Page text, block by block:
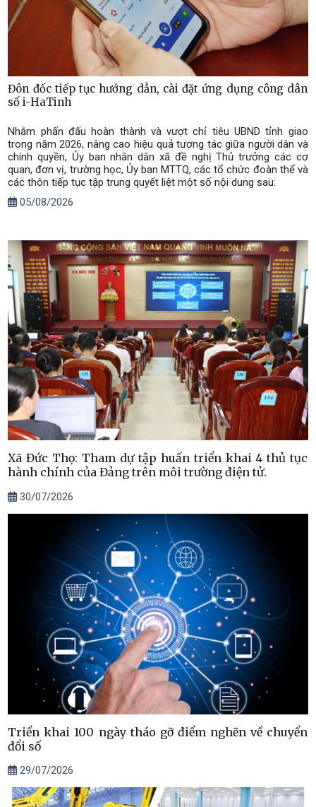
Đôn đốc tiếp tục hướng dẫn, cài đặt ứng dụng công dân
số i-HaTinh
Nhằm phấn đấu hoàn thành và vượt chỉ tiêu UBND tỉnh giao
trong năm 2026, nâng cao hiệu quả tương tác giữa người dân và
chính quyền, Ủy ban nhân dân xã đề nghị Thủ trưởng các cơ
quan, đơn vị, trường học, Ủy ban MTTQ, các tổ chức đoàn thể và
các thôn tiếp tục tập trung quyết liệt một số nội dung sau:
05/08/2026
Xã Đức Thọ: Tham dự tập huấn triển khai 4 thủ tục
hành chính của Đảng trên môi trường điện tử.
30/07/2026
Triển khai 100 ngày tháo gỡ điểm nghẽn về chuyển
đổi số
29/07/2026